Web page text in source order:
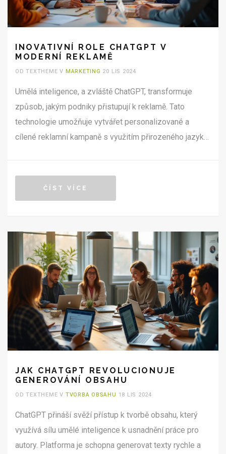
INOVATIVNÍ ROLE CHATGPT V
MODERNÍ REKLAMĚ
OD TEXTHEME V MARKETING 20 LIS 2024
Umělá inteligence, a zvláště ChatGPT, transformuje
způsob, jakým podniky přistupují k reklamě. Tato
technologie umožňuje vytvářet personalizované a
cílené reklamní kampaně s využitím přirozeného jazyka.
Moderní možnosti, které AI nabízí, usnadňují zvyšování
ČÍST VÍCE
JAK CHATGPT REVOLUCIONUJE
GENEROVÁNÍ OBSAHU
OD TEXTHEME V TVORBA OBSAHU 18 LIS 2024
ChatGPT přináší svěží přístup k tvorbě obsahu, který
využívá sílu umělé inteligence k usnadnění práce pro
autory. Platforma je schopna generovat texty rychle a